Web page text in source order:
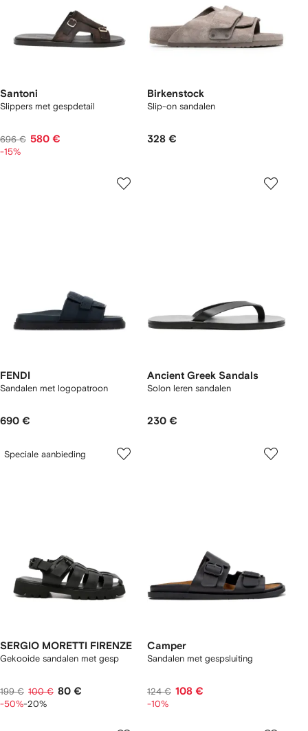
Santoni
Slippers met gespdetail
696 € 580 €
-15%
Birkenstock
Slip-on sandalen
328 €
FENDI
Sandalen met logopatroon
690 €
Ancient Greek Sandals
Solon leren sandalen
230 €
Speciale aanbieding
SERGIO MORETTI FIRENZE
Gekooide sandalen met gesp
199 € 100 € 80 €
-50%-20%
Camper
Sandalen met gespsluiting
124 € 108 €
-10%